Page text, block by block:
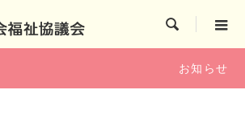

お知らせ